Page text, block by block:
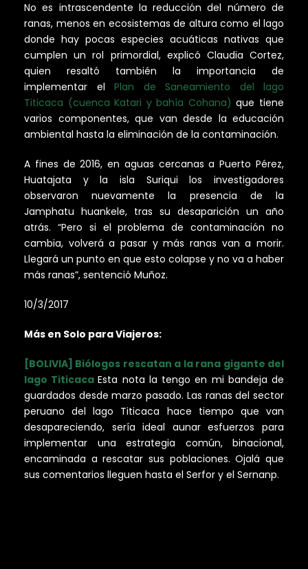
No es intrascendente la reducción del número de
ranas, menos en ecosistemas de altura como el lago
donde hay pocas especies acuáticas nativas que
cumplen un rol primordial, explicó Claudia Cortez,
quien resaltó también la importancia de
implementar el Plan de Saneamiento del lago
Titicaca (cuenca Katari y bahía Cohana) que tiene
varios componentes, que van desde la educación
ambiental hasta la eliminación de la contaminación.
A fines de 2016, en aguas cercanas a Puerto Pérez,
Huatajata y la isla Suriqui los investigadores
observaron nuevamente la presencia de la
Jamphatu huankele, tras su desaparición un año
atrás. “Pero si el problema de contaminación no
cambia, volverá a pasar y más ranas van a morir.
Llegará un punto en que esto colapse y no va a haber
más ranas”, sentenció Muñoz.
10/3/2017
Más en Solo para Viajeros:
[BOLIVIA] Biólogos rescatan a la rana gigante del
lago Titicaca Esta nota la tengo en mi bandeja de
guardados desde marzo pasado. Las ranas del sector
peruano del lago Titicaca hace tiempo que van
desapareciendo, sería ideal aunar esfuerzos para
implementar una estrategia común, binacional,
encaminada a rescatar sus poblaciones. Ojalá que
sus comentarios lleguen hasta el Serfor y el Sernanp.